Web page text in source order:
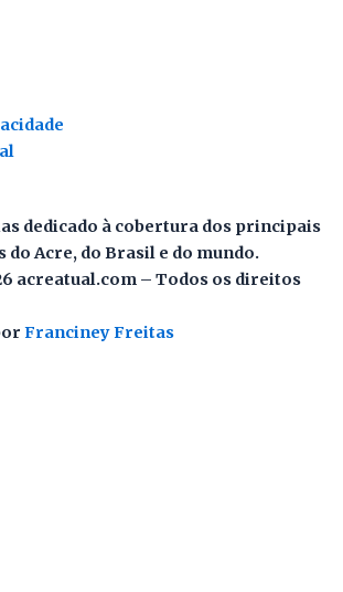
dedicado à cobertura dos principais
Acre, do Brasil e do mundo.
acreatual.com – Todos os direitos
Franciney Freitas